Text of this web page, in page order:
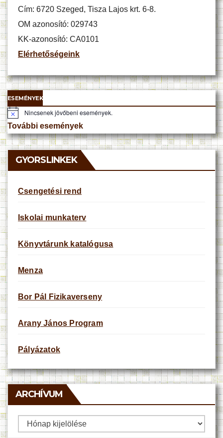
Cím: 6720 Szeged, Tisza Lajos krt. 6-8.
OM azonosító: 029743
KK-azonosító: CA0101
Elérhetőségeink
ESEMÉNYEK
N
o
t
i
c
e
Nincsenek jövőbeni események.
További események
GYORSLINKEK
Csengetési rend
Iskolai munkaterv
Könyvtárunk katalógusa
Menza
Bor Pál Fizikaverseny
Arany János Program
Pályázatok
ARCHÍVUM
Archívum